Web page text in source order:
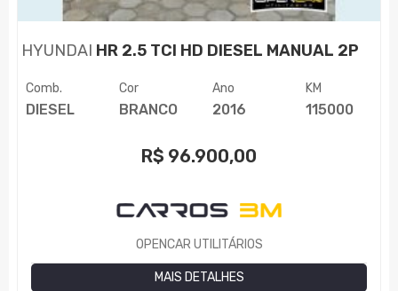
HYUNDAI HR 2.5 TCI HD DIESEL MANUAL 2P
Comb.
DIESEL
Cor
BRANCO
Ano
2016
KM
115000
R$ 96.900,00
OPENCAR UTILITÁRIOS
MAIS DETALHES